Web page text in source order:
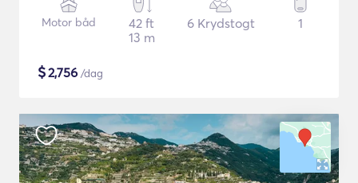
Motor båd
42 ft
13 m
6 Krydstogt 1
$2,756 /dag